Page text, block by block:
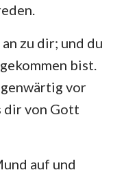
zu dir; und du
bist.
vor
dir von Gott
auf und